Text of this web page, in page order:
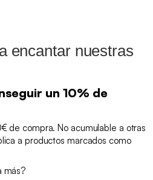
encantar nuestras
un 10% de
de compra. No acumulable a otras
a productos marcados como
más?